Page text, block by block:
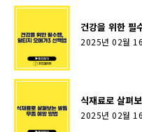
건강을 위한 필
2025년 02월
식재료로 살펴
2025년 02월